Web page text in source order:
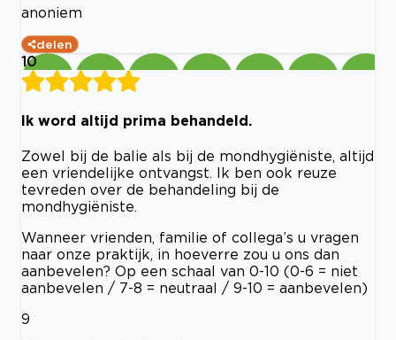
anoniem
delen
10
Ik word altijd prima behandeld.
Zowel bij de balie als bij de mondhygiëniste, altijd
een vriendelijke ontvangst. Ik ben ook reuze
tevreden over de behandeling bij de
mondhygiëniste.
Wanneer vrienden, familie of collega’s u vragen
naar onze praktijk, in hoeverre zou u ons dan
aanbevelen? Op een schaal van 0-10 (0-6 = niet
aanbevelen / 7-8 = neutraal / 9-10 = aanbevelen)
9